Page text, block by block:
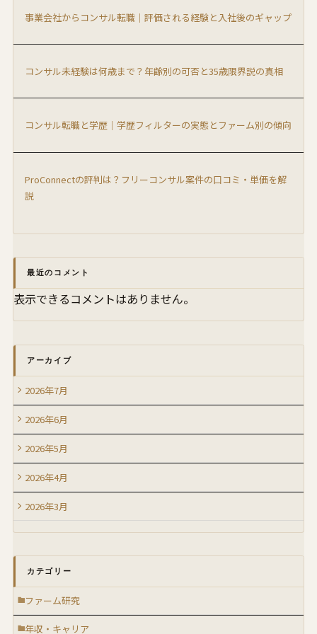
事業会社からコンサル転職｜評価される経験と入社後のギャップ
コンサル未経験は何歳まで？年齢別の可否と35歳限界説の真相
コンサル転職と学歴｜学歴フィルターの実態とファーム別の傾向
ProConnectの評判は？フリーコンサル案件の口コミ・単価を解
説
最近のコメント
表示できるコメントはありません。
アーカイブ
2026年7月
2026年6月
2026年5月
2026年4月
2026年3月
カテゴリー
ファーム研究
年収・キャリア